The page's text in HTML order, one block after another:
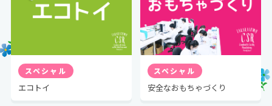
スペシャル
エコトイ
スペシャル
安全なおもちゃづくり